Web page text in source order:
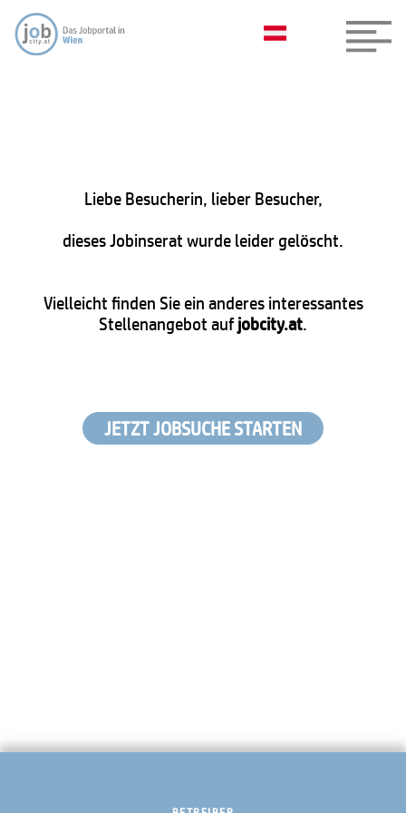
Liebe Besucherin, lieber Besucher,
dieses Jobinserat wurde leider gelöscht.
Vielleicht finden Sie ein anderes interessantes
Stellenangebot aufjobcity.at.
JETZT JOBSUCHE STARTEN